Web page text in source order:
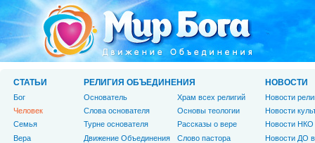
СТАТЬИ
Бог
Человек
Cемья
Вера
РЕЛИГИЯ ОБЪЕДИНЕНИЯ
Основатель
Слова основателя
Турне основателя
Движение Объединения
Храм всех религий
Основы теологии
Рассказы о вере
Слово пастора
НОВОСТИ
Новости
Новости
Новости НКО
Новости ДО